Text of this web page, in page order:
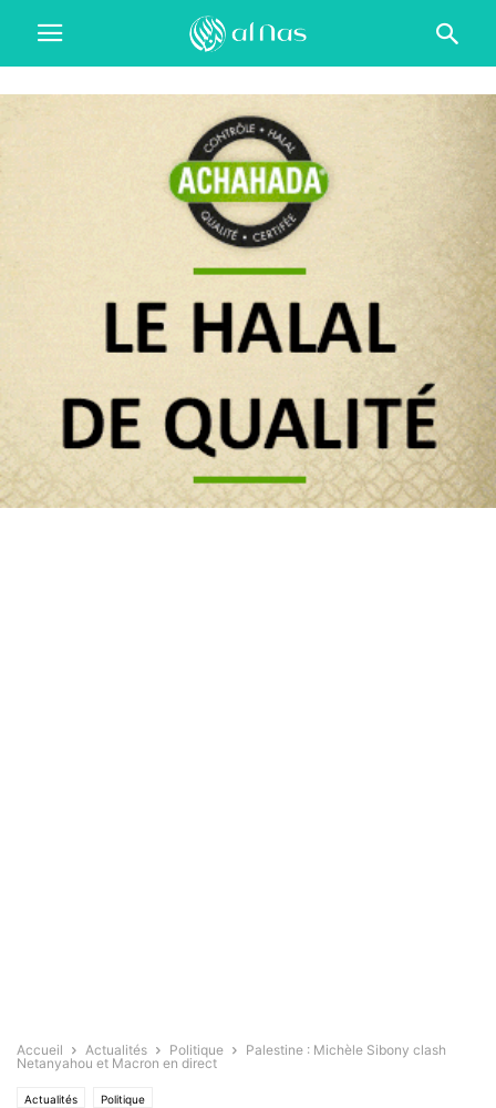
Accueil Actualités Politique
Palestine : Michèle Sibony clash
Netanyahou et Macron en direct
Actualités Politique